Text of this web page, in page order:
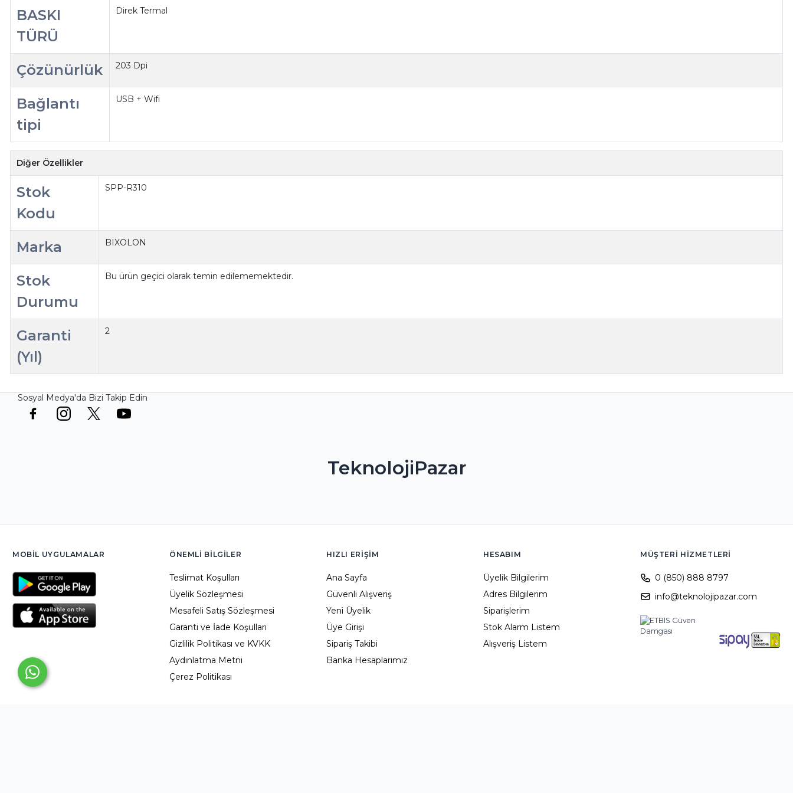
BASKI
TÜRÜ
Direk Termal
Çözünürlük 203 Dpi
Bağlantı
tipi
USB + Wifi
Diğer Özellikler
Stok
Kodu
SPP-R310
Marka BIXOLON
Stok
Durumu
Bu ürün geçici olarak temin edilememektedir.
Garanti
(Yıl)
2
Sosyal Medya'da Bizi Takip Edin
TeknolojiPazar
MOBIL UYGULAMALAR ÖNEMLI BILGILER
Teslimat Koşulları
Üyelik Sözleşmesi
Mesafeli Satış Sözleşmesi
Garanti ve İade Koşulları
Gizlilik Politikası ve KVKK
Aydınlatma Metni
Çerez Politikası
HIZLI ERIŞIM
Ana Sayfa
Güvenli Alışveriş
Yeni Üyelik
Üye Girişi
Sipariş Takibi
Banka Hesaplarımız
HESABIM
Üyelik Bilgilerim
Adres Bilgilerim
Siparişlerim
Stok Alarm Listem
Alışveriş Listem
MÜŞTERI HIZMETLERI
0 (850) 888 8797
info@teknolojipazar.com